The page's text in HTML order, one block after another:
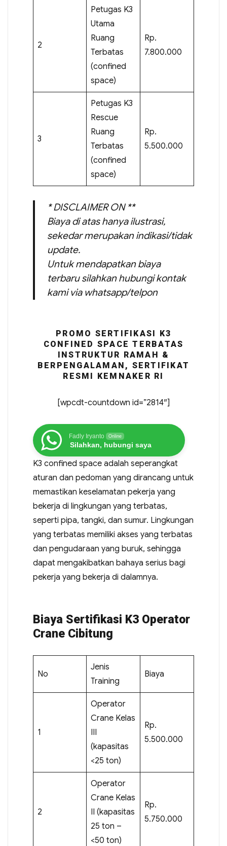
2
Petugas K3
Utama
Ruang
Terbatas
(confined
space)
Rp.
7.800.000
3
Petugas K3
Rescue
Ruang
Terbatas
(confined
space)
Rp.
5.500.000
* DISCLAIMER ON **
Biaya di atas hanya ilustrasi,
sekedar merupakan indikasi/tidak
update.
Untuk mendapatkan biaya
terbaru silahkan hubungi kontak
kami via whatsapp/telpon
PROMO SERTIFIKASI K3
CONFINED SPACE TERBATAS
INSTRUKTUR RAMAH &
BERPENGALAMAN, SERTIFIKAT
RESMI KEMNAKER RI
[wpcdt-countdown id=”2814″]
Fadly Iryanto Online
Silahkan, hubungi saya
K3 confined space adalah seperangkat
aturan dan pedoman yang dirancang untuk
memastikan keselamatan pekerja yang
bekerja di lingkungan yang terbatas,
seperti pipa, tangki, dan sumur. Lingkungan
yang terbatas memiliki akses yang terbatas
dan pengudaraan yang buruk, sehingga
dapat mengakibatkan bahaya serius bagi
pekerja yang bekerja di dalamnya.
Biaya Sertifikasi K3 Operator
Crane Cibitung
No
Jenis
Training
Biaya
1
Operator
Crane Kelas
III
(kapasitas
<25 ton)
Rp.
5.500.000
2
Operator
Crane Kelas
II (kapasitas
25 ton –
<50 ton)
Rp.
5.750.000